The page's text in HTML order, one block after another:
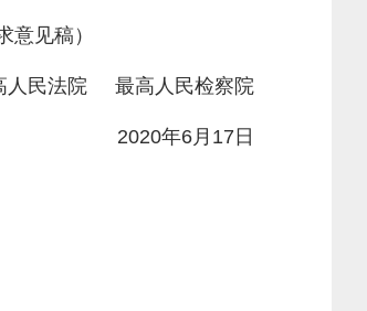
见稿）
民法院 最高人民检察院
2020年6月17日